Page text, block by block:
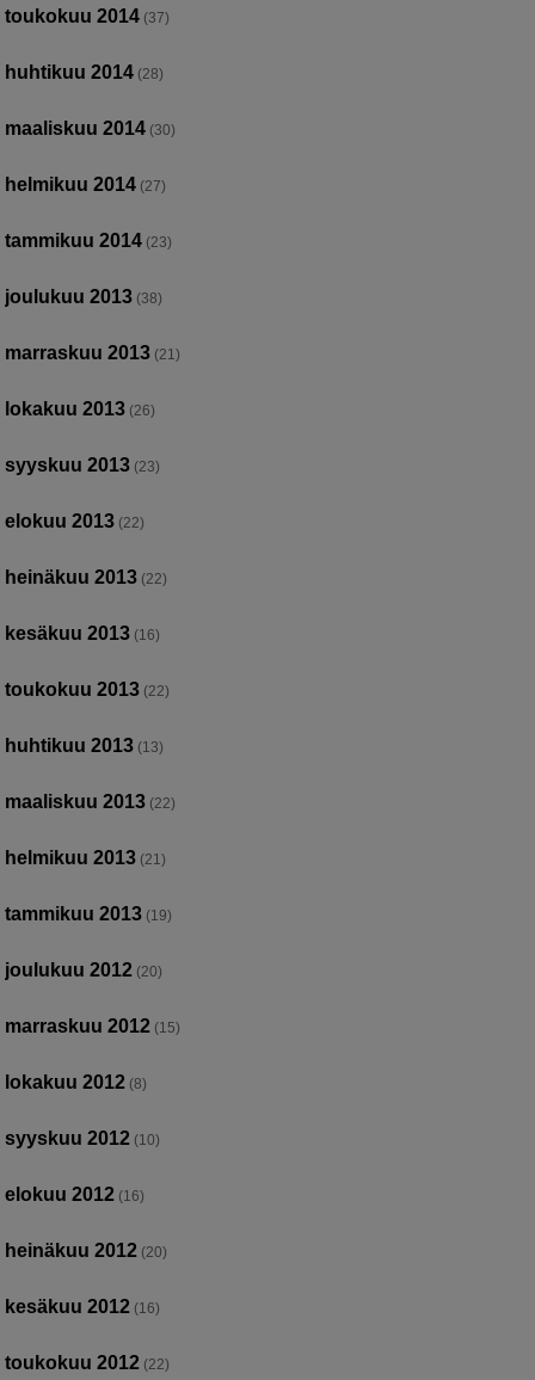
toukokuu 2014 (37)
huhtikuu 2014 (28)
maaliskuu 2014 (30)
helmikuu 2014 (27)
tammikuu 2014 (23)
joulukuu 2013 (38)
marraskuu 2013 (21)
lokakuu 2013 (26)
syyskuu 2013 (23)
elokuu 2013 (22)
heinäkuu 2013 (22)
kesäkuu 2013 (16)
toukokuu 2013 (22)
huhtikuu 2013 (13)
maaliskuu 2013 (22)
helmikuu 2013 (21)
tammikuu 2013 (19)
joulukuu 2012 (20)
marraskuu 2012 (15)
lokakuu 2012 (8)
syyskuu 2012 (10)
elokuu 2012 (16)
heinäkuu 2012 (20)
kesäkuu 2012 (16)
toukokuu 2012 (22)